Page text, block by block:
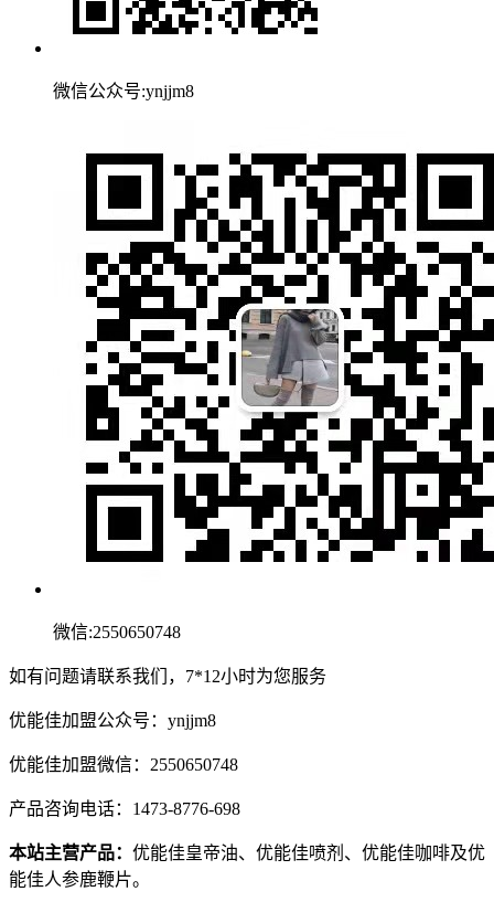
微信公众号:ynjjm8
微信:2550650748
如有问题请联系我们，7*12小时为您服务
优能佳加盟公众号：ynjjm8
优能佳加盟微信：2550650748
产品咨询电话：1473-8776-698
本站主营产品： 优能佳皇帝油、优能佳喷剂、优能佳咖啡及优
能佳人参鹿鞭片。